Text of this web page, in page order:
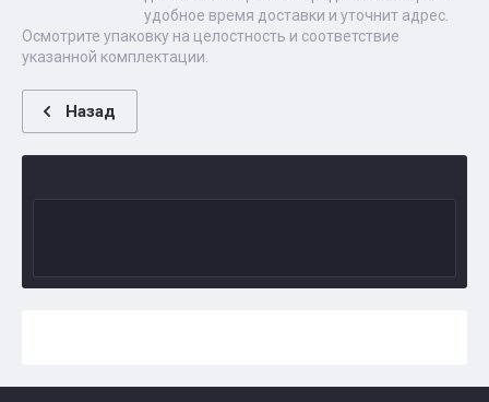
удобное время доставки и уточнит адрес.
Осмотрите упаковку на целостность и соответствие
указанной комплектации.
Назад